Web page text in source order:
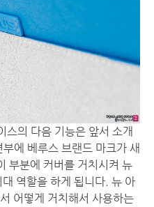
스의 다음 기능은 앞서 소개
에 베루스 브랜드 마크가 새
부분에 커버를 거치시켜 뉴
역할을 하게 됩니다. 뉴 아
어떻게 거치해서 사용하는